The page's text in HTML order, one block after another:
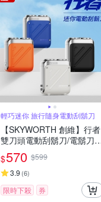
輕巧迷你 旅行隨身電動刮鬍刀
【SKYWORTH 創維】行者
雙刀頭電動刮鬍刀/電鬍刀
台灣公司貨(充電式/IPX7防
水/全機水洗/磁吸刀頭)
$570 $599
3.9 (6)
限時下殺 券